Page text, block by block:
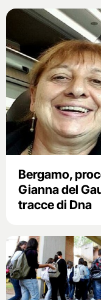
Bergamo,
Gianna del
tracce di Dna